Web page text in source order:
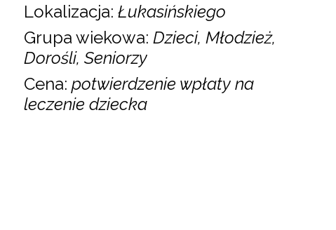
Lokalizacja: Łukasińskiego
Grupa wiekowa: Dzieci, Młodzież,
Dorośli, Seniorzy
Cena: potwierdzenie wpłaty na
leczenie dziecka